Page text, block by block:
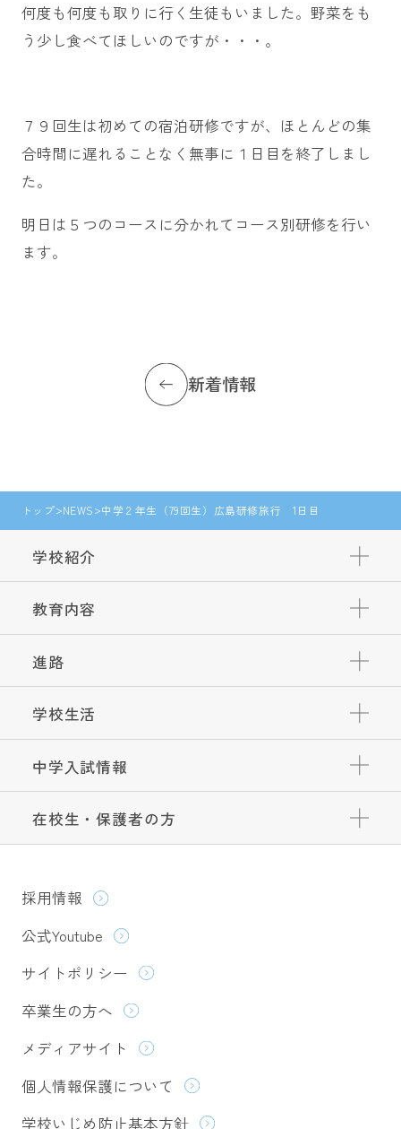
何度も何度も取りに行く生徒もいました。野菜をも
う少し食べてほしいのですが・・・。
７９回生は初めての宿泊研修ですが、ほとんどの集
合時間に遅れることなく無事に１日目を終了しまし
た。
明日は５つのコースに分かれてコース別研修を行い
ます。
新着情報
トップ NEWS 中学２年生（79回生）広島研修旅行 1日目
学校紹介
教育内容
進路
学校生活
中学入試情報
在校生・保護者の方
採用情報
公式Youtube
サイトポリシー
卒業生の方へ
メディアサイト
個人情報保護について
学校いじめ防止基本方針